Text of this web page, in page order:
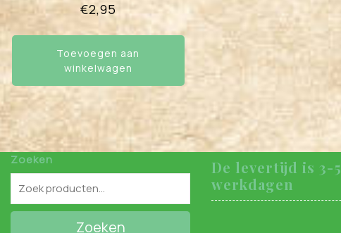
€2,95
Toevoegen aan
winkelwagen
Zoeken
Zoeken
De levertijd is 3-5
werkdagen